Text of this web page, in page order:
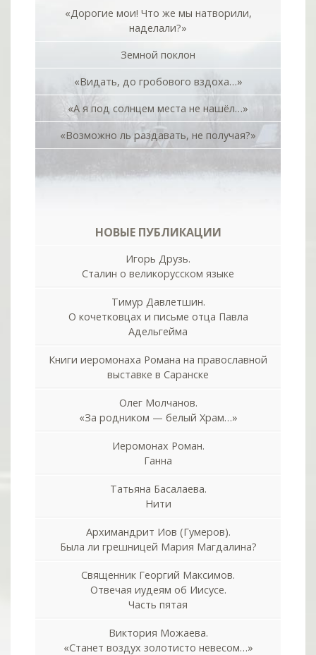
«Дорогие мои! Что же мы натворили,
наделали?»
Земной поклон
«Видать, до гробового вздоха…»
«А я под солнцем места не нашёл…»
«Возможно ль раздавать, не получая?»
НОВЫЕ ПУБЛИКАЦИИ
Игорь Друзь.
Сталин о великорусском языке
Тимур Давлетшин.
О кочетковцах и письме отца Павла
Адельгейма
Книги иеромонаха Романа на православной
выставке в Саранске
Олег Молчанов.
«За родником — белый Храм…»
Иеромонах Роман.
Ганна
Татьяна Басалаева.
Нити
Архимандрит Иов (Гумеров).
Была ли грешницей Мария Магдалина?
Священник Георгий Максимов.
Отвечая иудеям об Иисусе.
Часть пятая
Виктория Можаева.
«Станет воздух золотисто невесом…»